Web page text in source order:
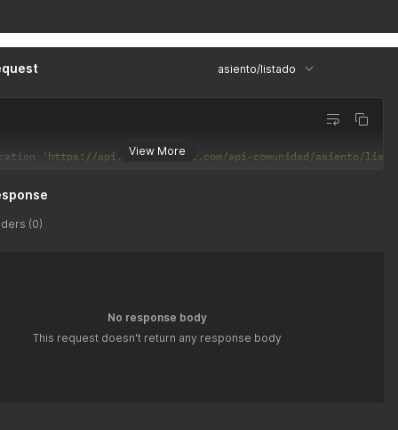
asiento/listado
View More
'https://api.sos-contador.com/api-comunidad/asiento/
(0)
No response body
This request doesn't return any response body